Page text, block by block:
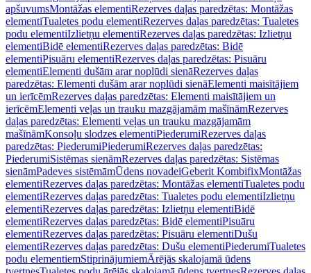
apšuvumsMontāžas elementiRezerves daļas paredzētas: Montāžas
elementiTualetes podu elementiRezerves daļas paredzētas: Tualetes
podu elementiIzlietņu elementiRezerves daļas paredzētas: Izlietņu
elementiBidē elementiRezerves daļas paredzētas: Bidē
elementiPisuāru elementiRezerves daļas paredzētas: Pisuāru
elementiElementi dušām arar noplūdi sienāRezerves daļas
paredzētas: Elementi dušām arar noplūdi sienāElementi maisītājiem
un ierīcēmRezerves daļas paredzētas: Elementi maisītājiem un
ierīcēmElementi veļas un trauku mazgājamām mašīnāmRezerves
daļas paredzētas: Elementi veļas un trauku mazgājamām
mašīnāmKonsoļu slodzes elementiPiederumiRezerves daļas
paredzētas: PiederumiPiederumiRezerves daļas paredzētas:
PiederumiSistēmas sienāmRezerves daļas paredzētas: Sistēmas
sienāmPadeves sistēmāmŪdens novadeiGeberit KombifixMontāžas
elementiRezerves daļas paredzētas: Montāžas elementiTualetes podu
elementiRezerves daļas paredzētas: Tualetes podu elementiIzlietņu
elementiRezerves daļas paredzētas: Izlietņu elementiBidē
elementiRezerves daļas paredzētas: Bidē elementiPisuāru
elementiRezerves daļas paredzētas: Pisuāru elementiDušu
elementiRezerves daļas paredzētas: Dušu elementiPiederumiTualetes
podu elementiemStiprinājumiemĀrējās skalojamā ūdens